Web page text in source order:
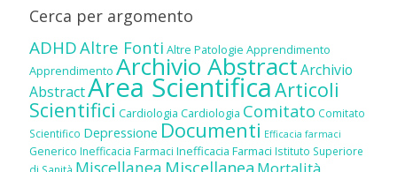
Cerca per argomento
ADHDAltre Fonti Altre Patologie Apprendimento
Apprendimento Archivio AbstractArchivio
AbstractArea ScientificaArticoli
Scientifici Cardiologia Cardiologia Comitato Comitato
Scientifico Depressione Documenti Efficacia farmaci
Generico Inefficacia Farmaci Inefficacia Farmaci Istituto Superiore